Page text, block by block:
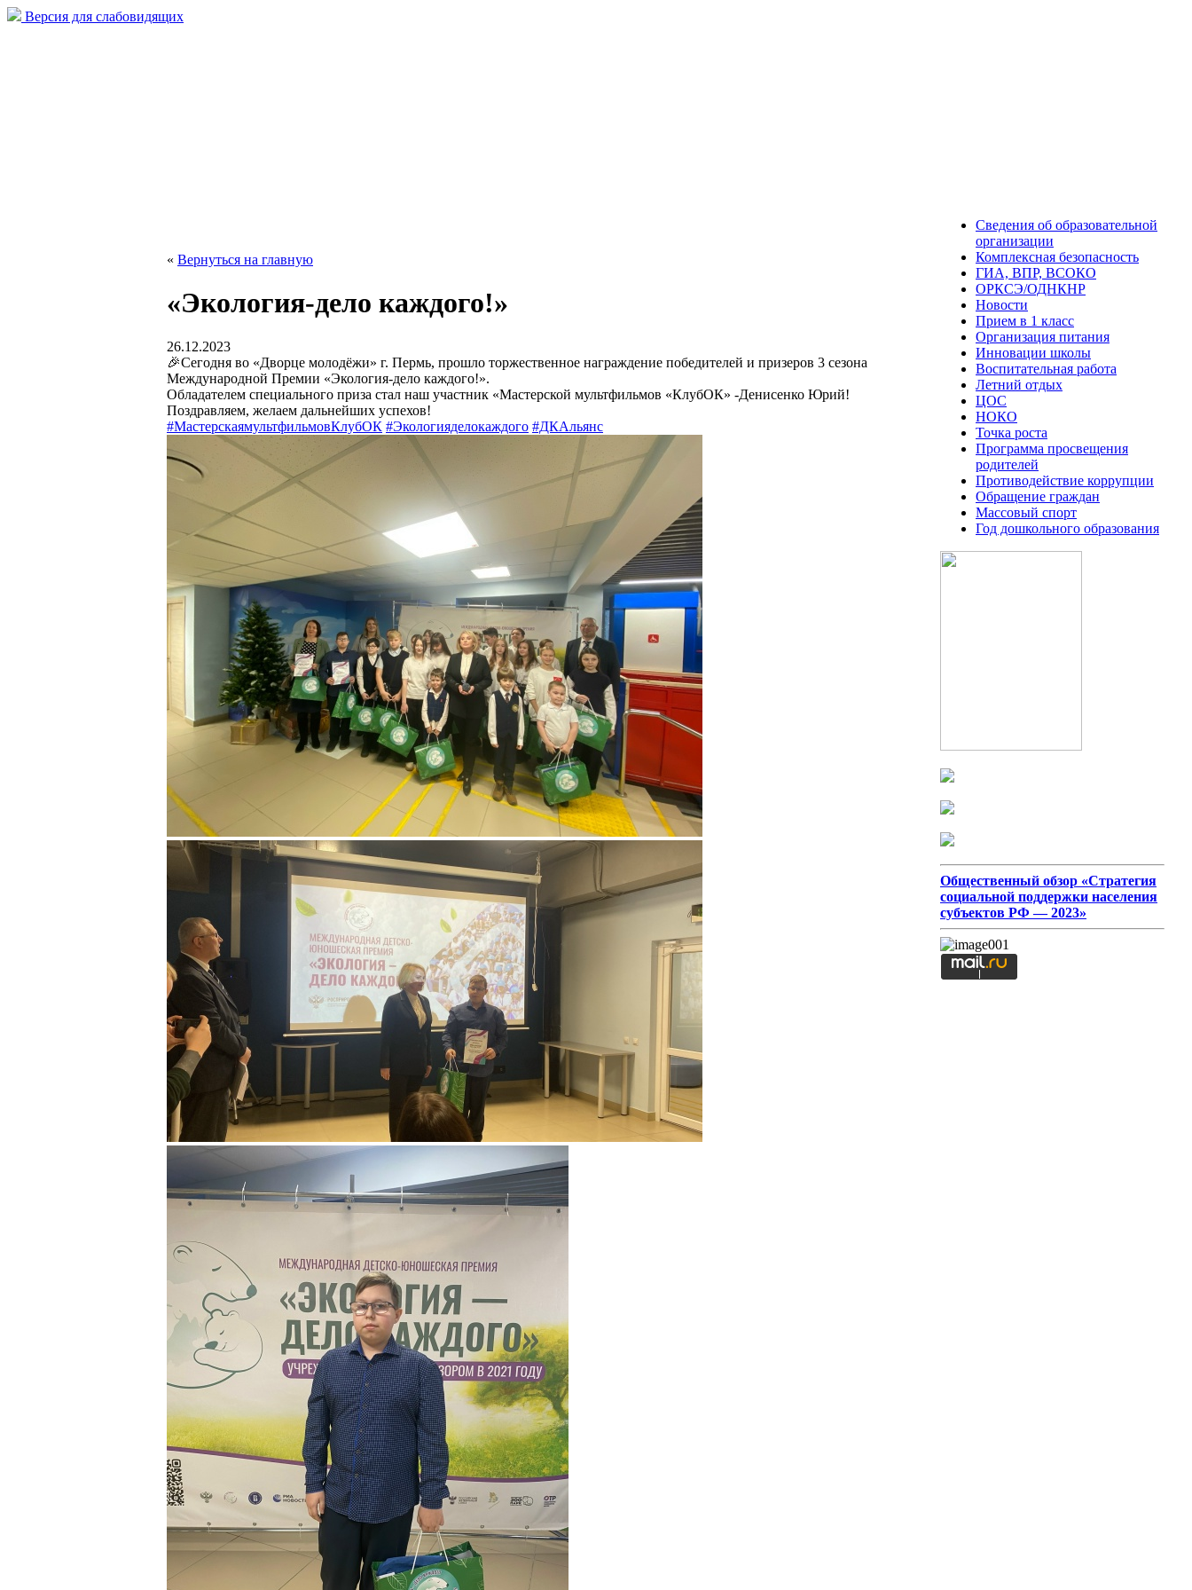
Версия для слабовидящих
« Вернуться на главную
«Экология-дело каждого!»
26.12.2023
🎉Сегодня во «Дворце молодёжи» г. Пермь, прошло торжественное награждение победителей и призеров 3 сезона
Международной Премии «Экология-дело каждого!».
Обладателем специального приза стал наш участник «Мастерской мультфильмов «КлубОК» -Денисенко Юрий!
Поздравляем, желаем дальнейших успехов!
#МастерскаямультфильмовКлубОК #Экологияделокаждого #ДКАльянс
Сведения об образовательной
организации
Комплексная безопасность
ГИА, ВПР, ВСОКО
ОРКСЭ/ОДНКНР
Новости
Прием в 1 класс
Организация питания
Инновации школы
Воспитательная работа
Летний отдых
ЦОС
НОКО
Точка роста
Программа просвещения
родителей
Противодействие коррупции
Обращение граждан
Массовый спорт
Год дошкольного образования
Общественный обзор «Стратегия
социальной поддержки населения
субъектов РФ — 2023»